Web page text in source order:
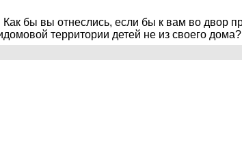
бы вы отнеслись, если бы к вам во двор
территории детей не из своего дома?